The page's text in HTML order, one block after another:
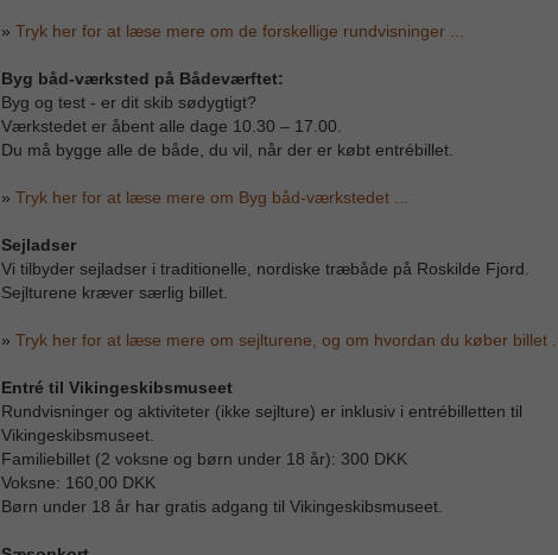
» Tryk her for at læse mere om de forskellige rundvisninger ...
Byg båd-værksted på Bådeværftet:
Byg og test - er dit skib sødygtigt?
Værkstedet er åbent alle dage 10.30 – 17.00.
Du må bygge alle de både, du vil, når der er købt entrébillet.
» Tryk her for at læse mere om Byg båd-værkstedet ...
Sejladser
Vi tilbyder sejladser i traditionelle, nordiske træbåde på Roskilde Fjord.
Sejlturene kræver særlig billet.
» Tryk her for at læse mere om sejlturene, og om hvordan du køber billet ...
Entré til Vikingeskibsmuseet
Rundvisninger og aktiviteter (ikke sejlture) er inklusiv i entrébilletten til
Vikingeskibsmuseet.
Familiebillet (2 voksne og børn under 18 år): 300 DKK
Voksne: 160,00 DKK
Børn under 18 år har gratis adgang til Vikingeskibsmuseet.